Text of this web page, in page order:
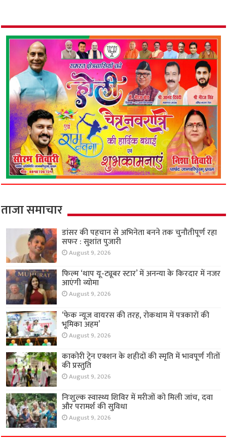
ताजा समाचार
डांसर की पहचान से अभिनेता बनने तक चुनौतीपूर्ण रहा
सफर : सुशांत पुजारी
August 9, 2026
फिल्म ‘थाप यू-ट्यूबर स्टार’ में अनन्या के किरदार में नजर
आएंगी व्योमा
August 9, 2026
‘फेक न्यूज वायरस की तरह, रोकथाम में पत्रकारों की
भूमिका अहम’
August 9, 2026
काकोरी ट्रेन एक्शन के शहीदों की स्मृति में भावपूर्ण गीतों
की प्रस्तुति
August 9, 2026
निःशुल्क स्वास्थ्य शिविर में मरीजों को मिली जांच, दवा
और परामर्श की सुविधा
August 9, 2026